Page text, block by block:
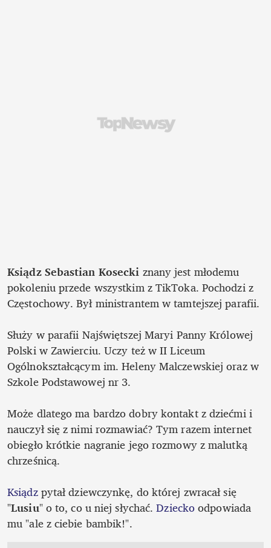
Ksiądz Sebastian Kosecki znany jest młodemu
pokoleniu przede wszystkim z TikToka. Pochodzi z
Częstochowy. Był ministrantem w tamtejszej parafii.
Służy w parafii Najświętszej Maryi Panny Królowej
Polski w Zawierciu. Uczy też w II Liceum
Ogólnokształcącym im. Heleny Malczewskiej oraz w
Szkole Podstawowej nr 3.
Może dlatego ma bardzo dobry kontakt z dziećmi i
nauczył się z nimi rozmawiać? Tym razem internet
obiegło krótkie nagranie jego rozmowy z malutką
chrześnicą.
Ksiądz pytał dziewczynkę, do której zwracał się
"Lusiu" o to, co u niej słychać. Dziecko odpowiada
mu "ale z ciebie bambik!".